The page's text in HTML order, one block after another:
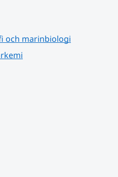
och marinbiologi